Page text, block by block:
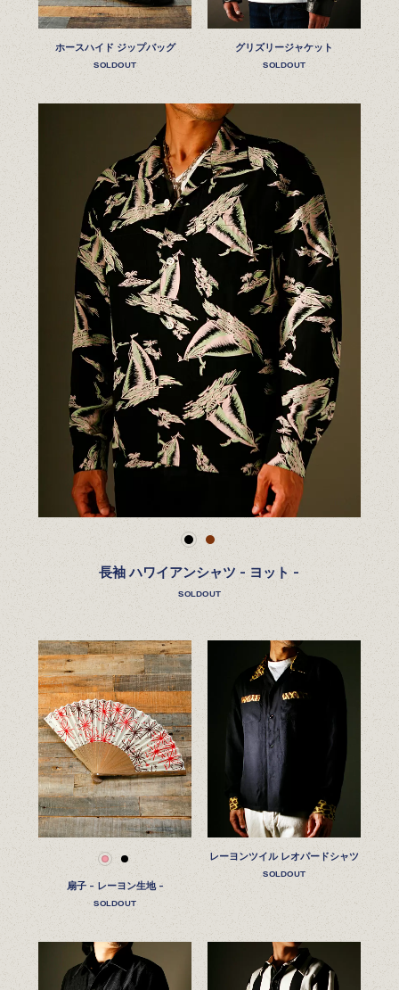
ホースハイド ジップバッグ
SOLDOUT
グリズリージャケット
SOLDOUT
長袖 ハワイアンシャツ - ヨット -
SOLDOUT
扇子 - レーヨン生地 -
SOLDOUT
レーヨンツイル レオパードシャツ
SOLDOUT